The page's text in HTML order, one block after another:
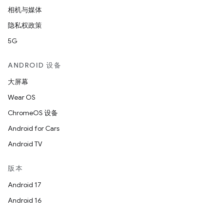
相机与媒体
隐私权政策
5G
ANDROID 设备
大屏幕
Wear OS
ChromeOS 设备
Android for Cars
Android TV
版本
Android 17
Android 16